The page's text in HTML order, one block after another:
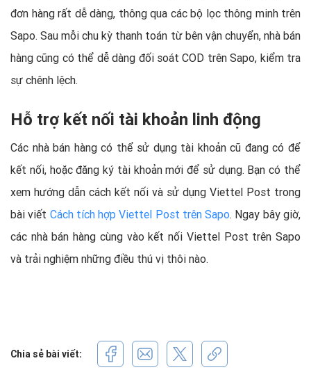
đơn hàng rất dễ dàng, thông qua các bộ lọc thông minh trên
Sapo. Sau mỗi chu kỳ thanh toán từ bên vận chuyển, nhà bán
hàng cũng có thể dễ dàng đối soát COD trên Sapo, kiểm tra
sự chênh lệch.
Hỗ trợ kết nối tài khoản linh động
Các nhà bán hàng có thể sử dụng tài khoản cũ đang có để
kết nối, hoặc đăng ký tài khoản mới để sử dụng. Bạn có thể
xem hướng dẫn cách kết nối và sử dụng Viettel Post trong
bài viết Cách tích hợp Viettel Post trên Sapo. Ngay bây giờ,
các nhà bán hàng cùng vào kết nối Viettel Post trên Sapo
và trải nghiệm những điều thú vị thôi nào.
Chia sẻ bài viết: